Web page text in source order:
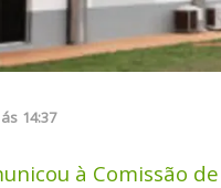
ás 14:37
à Comissão